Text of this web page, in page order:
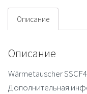
exchanger
Описание
Описание
Wärmetauscher
Дополнительная